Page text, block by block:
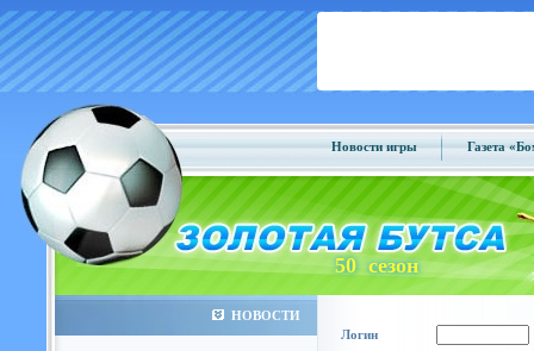
Новости игры Газета
50 сезон
НОВОСТИ
Логин